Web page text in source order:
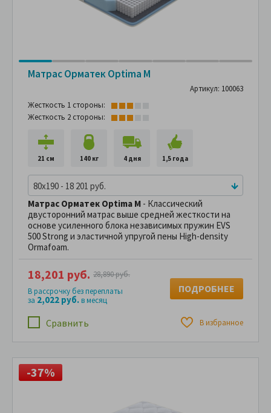
Матрас Орматек Optima M
Артикул: 100063
Жесткость 1 стороны:
Жесткость 2 стороны:
21 см 140 кг 4 дня 1,5 года
80x190 - 18 201 руб.
Матрас Орматек Optima M - Классический
двусторонний матрас выше средней жесткости на
основе усиленного блока независимых пружин EVS
500 Strong и эластичной упругой пены High-density
Ormafoam.
Сравнить В избранное
18,201 руб. 28,890 руб.
В рассрочку без переплаты
за 2,022 руб.в месяц
ПОДРОБНЕЕ
-37%